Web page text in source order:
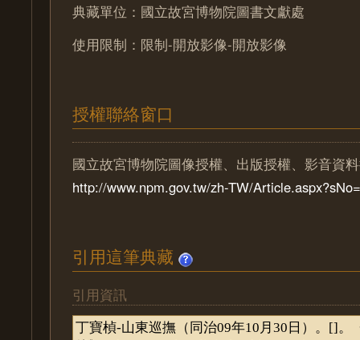
典藏單位：國立故宮博物院圖書文獻處
使用限制：限制-開放影像-開放影像
授權聯絡窗口
國立故宮博物院圖像授權、出版授權、影音資
http://www.npm.gov.tw/zh-TW/
引用這筆典藏
引用資訊